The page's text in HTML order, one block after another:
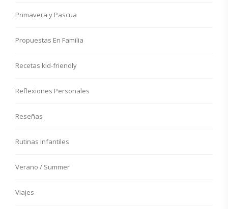
Primavera y Pascua
Propuestas En Familia
Recetas kid-friendly
Reflexiones Personales
Reseñas
Rutinas Infantiles
Verano / Summer
Viajes